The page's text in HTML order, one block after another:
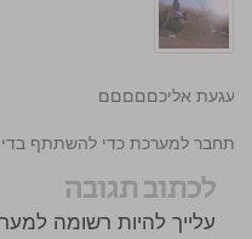
מתגעגעת אליכםםםםם
התחבר למערכת כדי להשתתף
לכתוב תגובה
עלייך להיות רשומה